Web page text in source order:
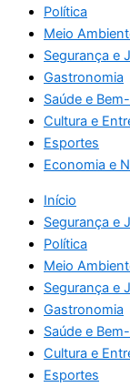
Política
Meio
Segurança e
Gastronomia
Saúde e
Cultura e
Esportes
Economia e
Início
Segurança e
Política
Meio
Segurança e
Gastronomia
Saúde e
Cultura e
Esportes